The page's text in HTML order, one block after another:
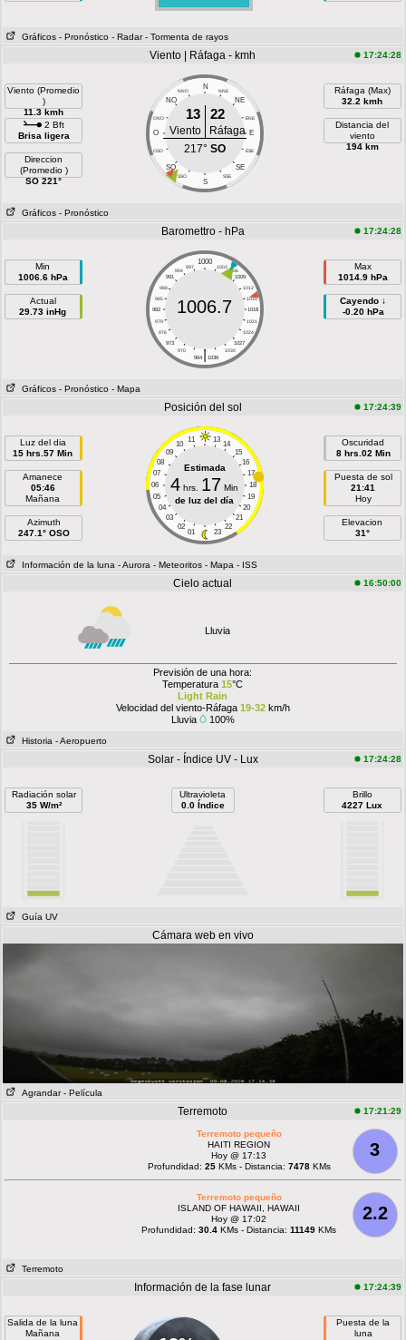
Gráficos - Pronóstico - Radar - Tormenta de rayos
Viento | Ráfaga - kmh 17:24:28
Viento (Promedio
)
11.3 kmh
2 Bft
Brisa ligera
Direccion
(Promedio )
SO 221°
N
NNO NNE
NO NE
ONO ENE
O E
OSO ESE
SO SE
SSO SSE
S
13 22
Viento
Ráfaga
217° SO
Ráfaga (Max)
32.2 kmh
Distancia del
viento
194 km
Gráficos - Pronóstico
Baromettro - hPa 17:24:28
Min
1006.6 hPa
Actual
29.73 inHg
1000
997 1003
994
1006
991
1009
988
1012
985
1015
982
1018
979
1021
976
1024
973
1027
970
1030
|
964 1036
1006.7
Max
1014.9 hPa
Cayendo ↓
-0.20 hPa
Gráficos - Pronóstico - Mapa
Posición del sol 17:24:39
Luz del dia
15 hrs.57 Min
Amanece
05:46
Mañana
Azimuth
247.1° OSO
11 13
10
14
09
15
08
16
07
17
06
18
05
19
04
20
03
21
02
22
01 23
Estimada
4 hrs. 17 Min
de luz del día
Oscuridad
8 hrs.02 Min
Puesta de sol
21:41
Hoy
Elevacion
31°
Información de la luna - Aurora - Meteoritos - Mapa - ISS
Cielo actual 16:50:00
Lluvia
Previsión de una hora:
Temperatura15°C
Light Rain
Velocidad del viento-Ráfaga 19-32km/h
Lluvia
100%
Historia - Aeropuerto
Solar - Índice UV - Lux 17:24:28
Radiación solar
35 W/m²
Ultravioleta
0.0 Índice
Brillo
4227 Lux
Guía UV
Cámara web en vivo
Agrandar - Película
Terremoto 17:21:29
3
Terremoto pequeño
HAITI REGION
Hoy @ 17:13
Profundidad: 25KMs - Distancia: 7478KMs
2.2
Terremoto pequeño
ISLAND OF HAWAII, HAWAII
Hoy @ 17:02
Profundidad:30.4 KMs - Distancia:11149 KMs
Terremoto
Información de la fase lunar 17:24:39
Salida de la luna
Mañana
Puesta de la
luna